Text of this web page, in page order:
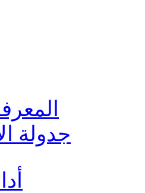
جدولة